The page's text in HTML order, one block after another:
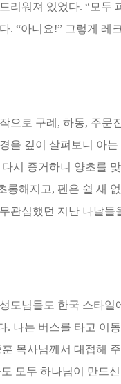
리 워져 있었다. “모두
. “아니요!” 그렇게 레
으로 구례, 하동, 주문
을 깊이 살펴보니 아
다시 증거하니 양초를
롱해지고, 펜은 쉴 새
관심했던 지난 나날들
도님들도 한국 스타
. 나는 버스를 타고 이
목사님께 서 대접해
모두 하나님이 만드